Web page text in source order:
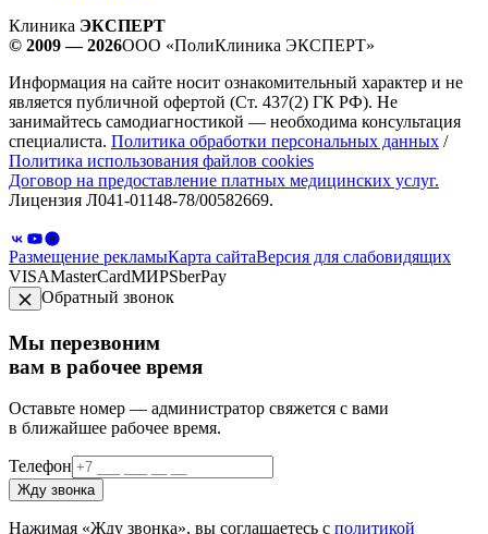
Клиника ЭКСПЕРТ
© 2009 — 2026ООО «ПолиКлиника ЭКСПЕРТ»
Информация на сайте носит ознакомительный характер и не
является публичной офертой (Ст. 437(2) ГК РФ). Не
занимайтесь самодиагностикой — необходима консультация
специалиста. Политика обработки персональных данных /
Политика использования файлов cookies
Договор на предоставление платных медицинских услуг.
Лицензия Л041-01148-78/00582669.
Размещение рекламыКарта сайтаВерсия для слабовидящих
VISAMasterCardМИРSberPay
Обратный звонок
Мы перезвоним
вам в рабочее время
Оставьте номер — администратор свяжется с вами
в ближайшее рабочее время.
Телефон
Жду звонка
Нажимая «Жду звонка», вы соглашаетесь с политикой